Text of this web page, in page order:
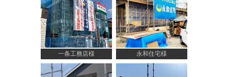
一条工務店様 永和住宅様